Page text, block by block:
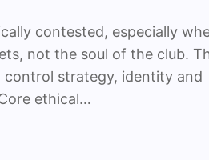
contested, especially
not the soul of the club.
control strategy, identity and
ethical…